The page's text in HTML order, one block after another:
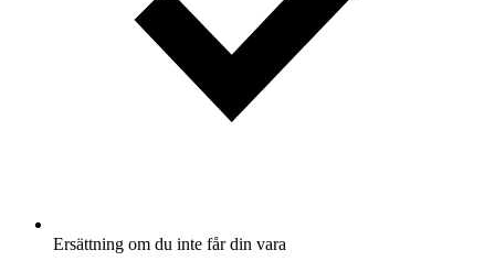
Ersättning om du inte får din vara